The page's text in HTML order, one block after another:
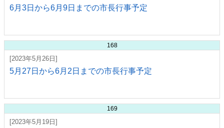
6月3日から6月9日までの市長行事予定
168
[2023年5月26日]
5月27日から6月2日までの市長行事予定
169
[2023年5月19日]